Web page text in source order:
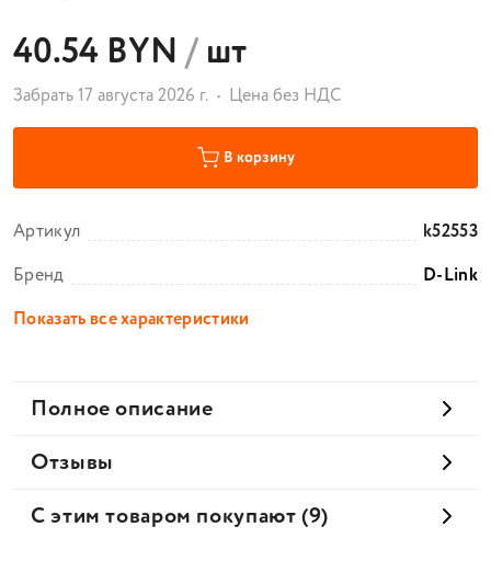
40.54 BYN/шт
Забрать 17 августа 2026 г. Цена без НДС
В корзину
Артикул
k52553
Бренд
D-Link
Показать все характеристики
Полное описание
Отзывы
С этим товаром покупают (9)